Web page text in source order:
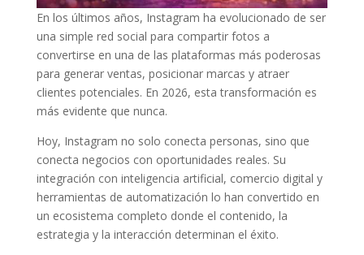
En los últimos años, Instagram ha evolucionado de ser
una simple red social para compartir fotos a
convertirse en una de las plataformas más poderosas
para generar ventas, posicionar marcas y atraer
clientes potenciales. En 2026, esta transformación es
más evidente que nunca.
Hoy, Instagram no solo conecta personas, sino que
conecta negocios con oportunidades reales. Su
integración con inteligencia artificial, comercio digital y
herramientas de automatización lo han convertido en
un ecosistema completo donde el contenido, la
estrategia y la interacción determinan el éxito.